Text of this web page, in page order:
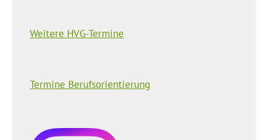
Weitere HVG-Termine
Termine Berufsorientierung